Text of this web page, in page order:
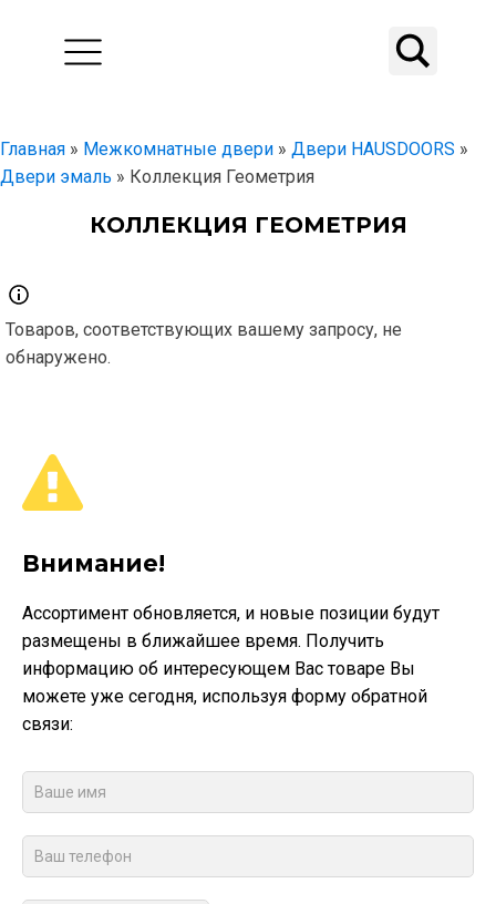
Главная » Межкомнатные двери » Двери HAUSDOORS »
Двери эмаль » Коллекция Геометрия
КОЛЛЕКЦИЯ ГЕОМЕТРИЯ
Товаров, соответствующих вашему запросу, не
обнаружено.
Внимание!
Ассортимент обновляется, и новые позиции будут
размещены в ближайшее время. Получить
информацию об интересующем Вас товаре Вы
можете уже сегодня, используя форму обратной
связи: